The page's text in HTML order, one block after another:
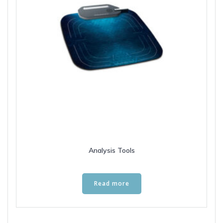
Analysis Tools
Read more